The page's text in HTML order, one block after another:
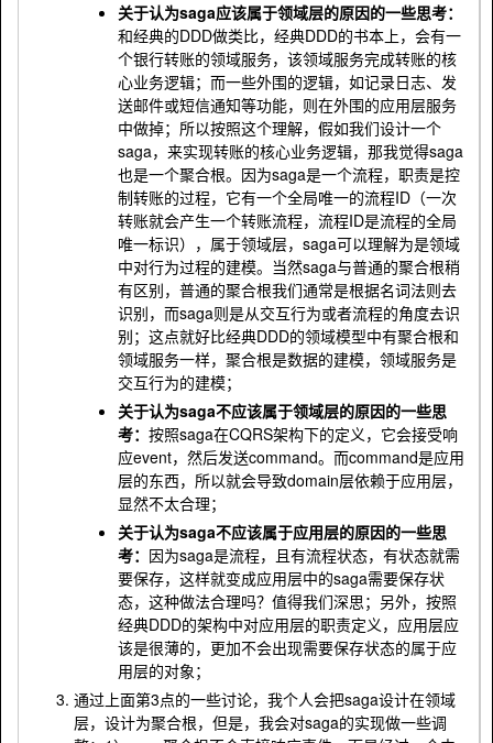
关于认为saga应该属于领域层的原因的一些思考：
和经典的DDD做类比，经典DDD的书本上，会有一
个银行转账的领域服务，该领域服务完成转账的核
心业务逻辑；而一些外围的逻辑，如记录日志、发
送邮件或短信通知等功能，则在外围的应用层服务
中做掉；所以按照这个理解，假如我们设计一个
saga，来实现转账的核心业务逻辑，那我觉得saga
也是一个聚合根。因为saga是一个流程，职责是控
制转账的过程，它有一个全局唯一的流程ID（一次
转账就会产生一个转账流程，流程ID是流程的全局
唯一标识），属于领域层，saga可以理解为是领域
中对行为过程的建模。当然saga与普通的聚合根稍
有区别，普通的聚合根我们通常是根据名词法则去
识别，而saga则是从交互行为或者流程的角度去识
别；这点就好比经典DDD的领域模型中有聚合根和
领域服务一样，聚合根是数据的建模，领域服务是
交互行为的建模；
关于认为saga不应该属于领域层的原因的一些思
考： 按照saga在CQRS架构下的定义，它会接受响
应event，然后发送command。而command是应用
层的东西，所以就会导致domain层依赖于应用层，
显然不太合理；
关于认为saga不应该属于应用层的原因的一些思
考： 因为saga是流程，且有流程状态，有状态就需
要保存，这样就变成应用层中的saga需要保存状
态，这种做法合理吗？值得我们深思；另外，按照
经典DDD的架构中对应用层的职责定义，应用层应
该是很薄的，更加不会出现需要保存状态的属于应
用层的对象；
通过上面第3点的一些讨论，我个人会把saga设计在领域
层，设计为聚合根，但是，我会对saga的实现做一些调